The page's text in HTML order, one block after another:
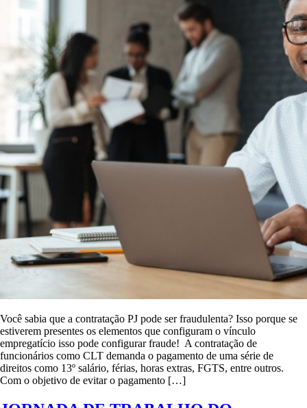
Você sabia que a contratação PJ pode ser fraudulenta? Isso porque se
estiverem presentes os elementos que configuram o vínculo
empregatício isso pode configurar fraude! A contratação de
funcionários como CLT demanda o pagamento de uma série de
direitos como 13º salário, férias, horas extras, FGTS, entre outros.
Com o objetivo de evitar o pagamento […]